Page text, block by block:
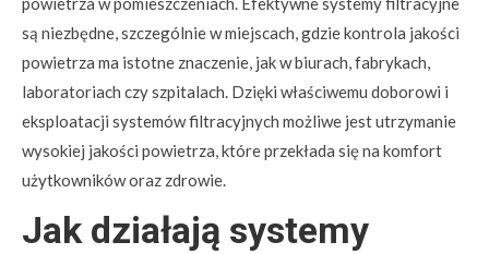
są niezbędne, szczególnie w miejscach, gdzie kontrola jakości
powietrza ma istotne znaczenie, jak w biurach, fabrykach,
laboratoriach czy szpitalach. Dzięki właściwemu doborowi i
eksploatacji systemów filtracyjnych możliwe jest utrzymanie
wysokiej jakości powietrza, które przekłada się na komfort
użytkowników oraz zdrowie.
Jak działają systemy